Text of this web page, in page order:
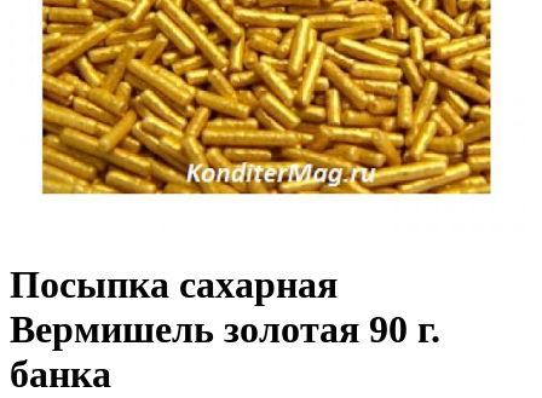
Посыпка сахарная
Вермишель золотая 90 г.
банка